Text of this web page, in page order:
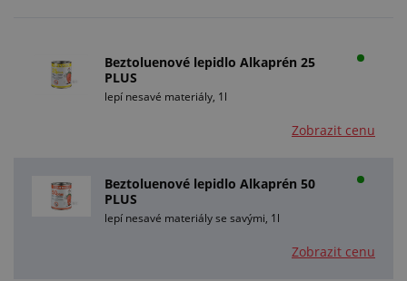
Beztoluenové lepidlo Alkaprén 25
PLUS
lepí nesavé materiály, 1l
Zobrazit cenu
Beztoluenové lepidlo Alkaprén 50
PLUS
lepí nesavé materiály se savými, 1l
Zobrazit cenu